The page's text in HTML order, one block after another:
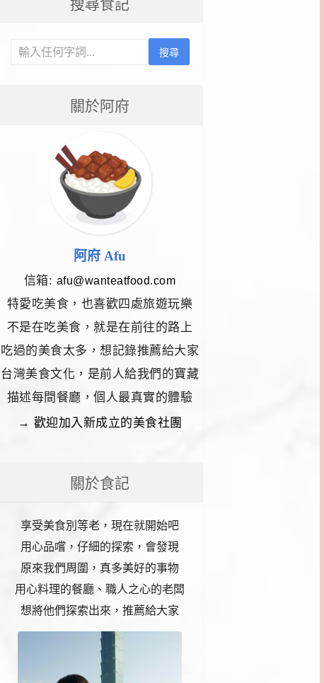
搜尋食記
搜尋
關於阿府
阿府 Afu
信箱: afu@wanteatfood.com
特愛吃美食，也喜歡四處旅遊玩樂
不是在吃美食，就是在前往的路上
吃過的美食太多，想記錄推薦給大家
台灣美食文化，是前人給我們的寶藏
描述每間餐廳，個人最真實的體驗
→ 歡迎加入新成立的美食社團
關於食記
享受美食別等老，現在就開始吧
用心品嚐，仔細的探索，會發現
原來我們周圍，真多美好的事物
用心料理的餐廳、職人之心的老闆
想將他們探索出來，推薦給大家